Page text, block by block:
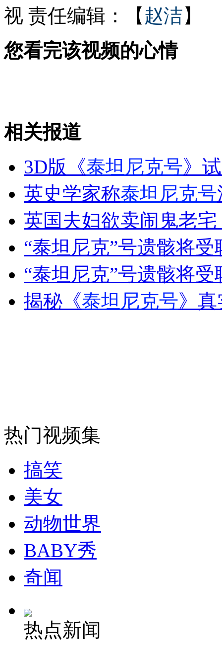
林志玲曾为张国荣跑龙套
无痛分娩是否安全 医生回应
外交部：反对强权政治霸凌主义
外交部：有关国家言论片面不公正
安徽一实载49人客车翻车
司机酒驾遇交警 急速倒车逃窜
视 责任编辑：【 赵洁】
您看完该视频的心情
相关报道
3D版《泰坦尼克号》
英史学家称泰坦尼克号
英国夫妇欲卖闹鬼老宅
“泰坦尼克”号遗骸将
“泰坦尼克”号遗骸将
揭秘《泰坦尼克号》
热门视频集
搞笑
美女
动物世界
BABY秀
奇闻
热点新闻